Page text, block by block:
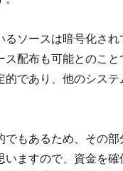
ソースは暗号化さ
配布も可能とのこ
であり、他のシステ
もあるため、その
ますので、資金を